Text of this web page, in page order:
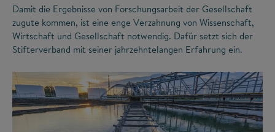
Damit die Ergebnisse von Forschungsarbeit der Gesellschaft
zugute kommen, ist eine enge Verzahnung von Wissenschaft,
Wirtschaft und Gesellschaft notwendig. Dafür setzt sich der
Stifterverband mit seiner jahrzehntelangen Erfahrung ein.